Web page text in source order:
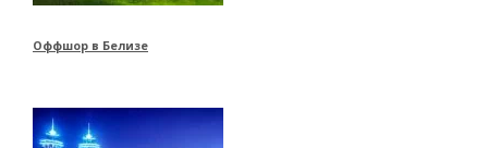
Оффшор в Белизе